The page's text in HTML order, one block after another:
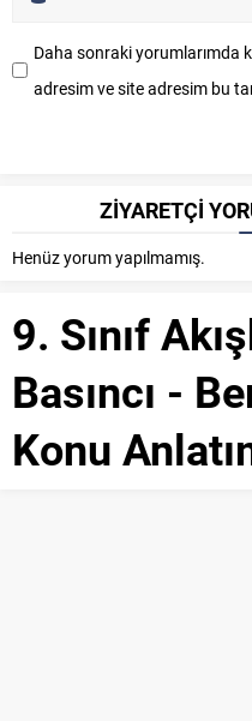
Daha sonraki yorumlarımda
adresim ve site adresim bu
ZİYARETÇİ
Henüz yorum yapılmamış.
9. Sınıf
Basıncı -
Konu